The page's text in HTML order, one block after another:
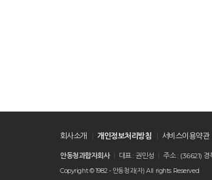
회사소개 개인정보처리방침 서비스이용약관
안동청과합자회사 대표 : 권민성 주소 : (36621)
Copyright © 1982 - 안동청과(자) All rights Reserved